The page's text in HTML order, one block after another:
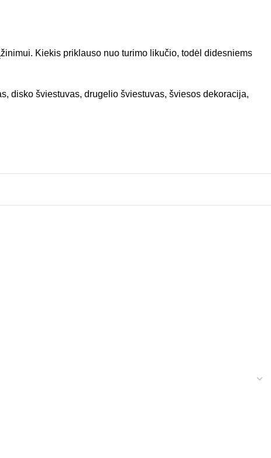
Kiekis priklauso nuo turimo likučio, todėl didesniems
disko šviestuvas, drugelio šviestuvas, šviesos dekoracija,